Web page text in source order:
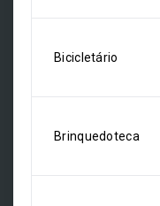
Bicicletário
Brinquedoteca